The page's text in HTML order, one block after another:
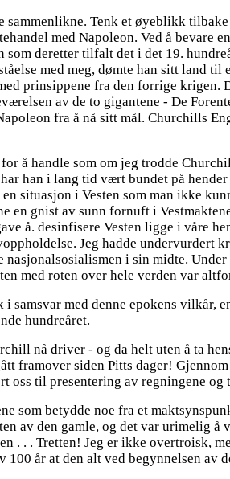
Tenk et øyeblikk
med Napoleon. Ved å
deretter tilfalt det i det 19.
med meg, dømte han sitt land
prinsippene fra den forrige
av de to gigantene - De
fra å nå sitt mål. Churchills
å handle som om jeg trodde
han i lang tid vært bundet på
situasjon i Vesten som man ikke
en gnist av sunn fornuft i
å. desinfisere Vesten ligge i våre
Jeg hadde
i sin midte.
med roten over hele verden var
samsvar med denne epokens
hundreåret.
nå driver - og da helt uten å ta
framover siden Pitts dager!
oss til presentering av regningene
som betydde noe fra et
av den gamle, og det var urimelig
. . . Tretten! Jeg er ikke overtroisk,
år at den alt ved begynnelsen av